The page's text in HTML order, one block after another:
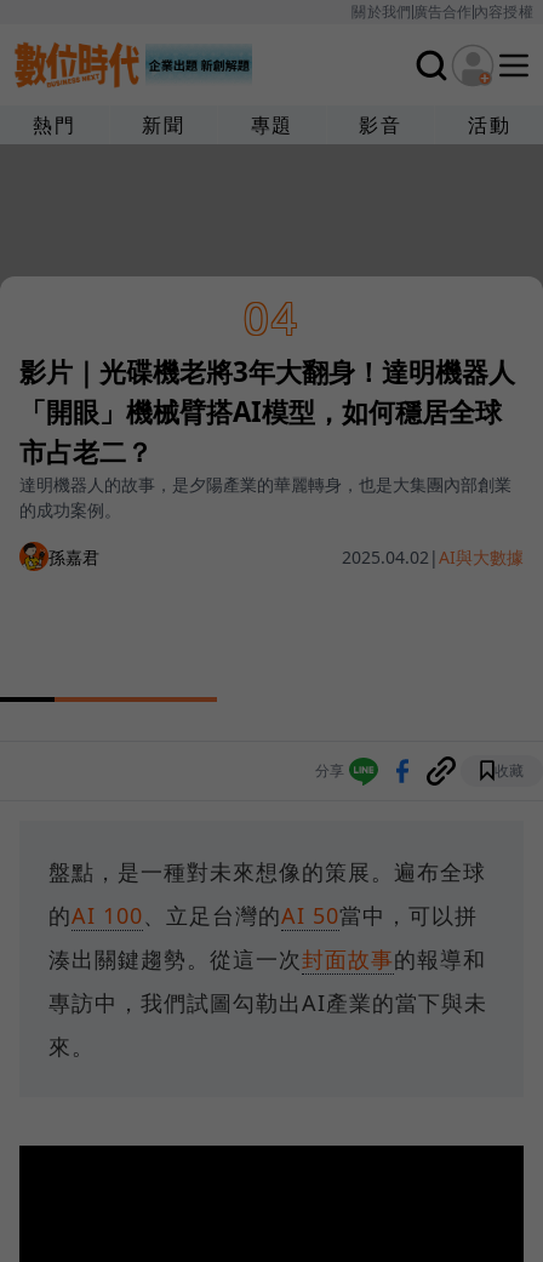
關於我們廣告合作內容授權
熱門 新聞 專題 影音 活動
04
影片｜光碟機老將3年大翻身！達明機器人
「開眼」機械臂搭AI模型，如何穩居全球
市占老二？
達明機器人的故事，是夕陽產業的華麗轉身，也是大集團內部創業
的成功案例。
孫嘉君 2025.04.02 |AI與大數據
分享 收藏
盤點，是一種對未來想像的策展。遍布全球
的AI 100、立足台灣的AI 50當中，可以拼
湊出關鍵趨勢。從這一次封面故事的報導和
專訪中，我們試圖勾勒出AI產業的當下與未
來。